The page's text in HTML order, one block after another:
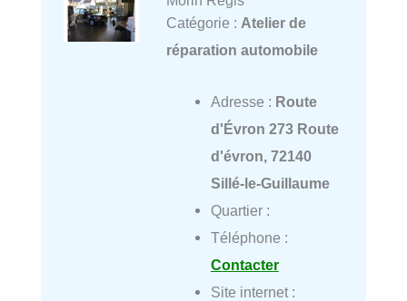
Catégorie : Atelier de
réparation automobile
Adresse : Route
d'Évron 273 Route
d'évron, 72140
Sillé-le-Guillaume
Quartier :
Téléphone :
Contacter
Site internet :